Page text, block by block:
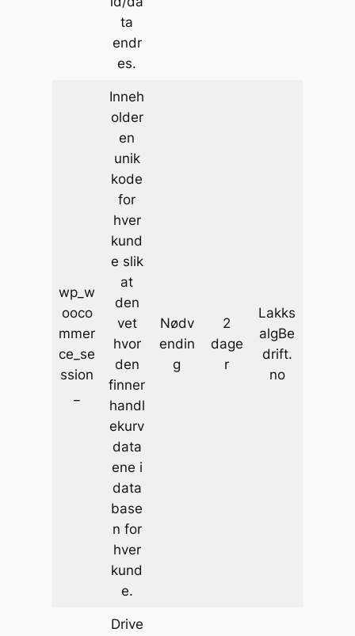
ta
endr
es.
wp_w
ooco
mmer
ce_se
ssion
Inneh
older
en
unik
kode
for
hver
kund
e slik
at
den
vet
hvor
den
finner
handl
ekurv
data
ene i
data
base
n for
hver
kund
e.
Nødv
endin
g
2
dage
r
Lakks
algBe
drift.
no
Drive